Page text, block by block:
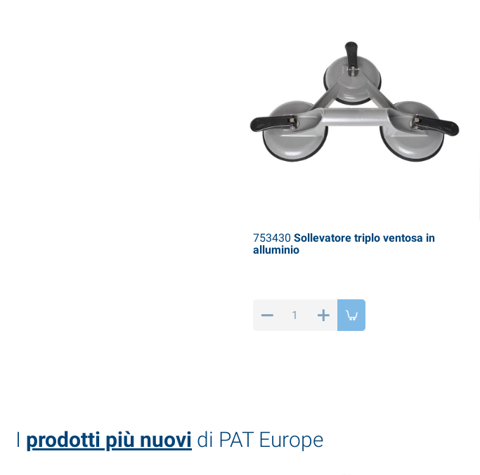
753430 Sollevatore triplo ventosa in
alluminio
I prodotti più nuovi di PAT Europe